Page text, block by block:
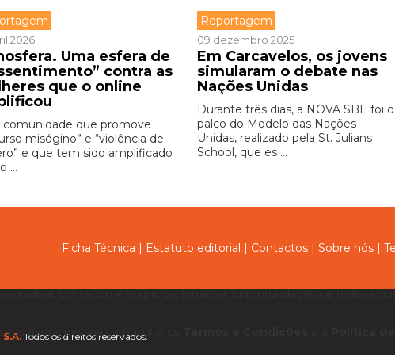
2026
Uma esfera de
contra as
que o online
comunidade que promove
misógino” e “violência de
e que tem sido amplificado
...
Reportagem
09 dezembro 2025
Em Carcavelos, os jovens
simularam o debate nas
Nações Unidas
Durante três dias, a NOVA SBE foi o
palco do Modelo das Nações
Unidas, realizado pela St. Julians
School, que es ...
Ficha Técnica | Estatuto editorial | Contactos | Sobre nós |
Todos os direitos reservados.
conteúdo e anúncios, fornecer funcionalidades de redes
dados pessoais, consulte os